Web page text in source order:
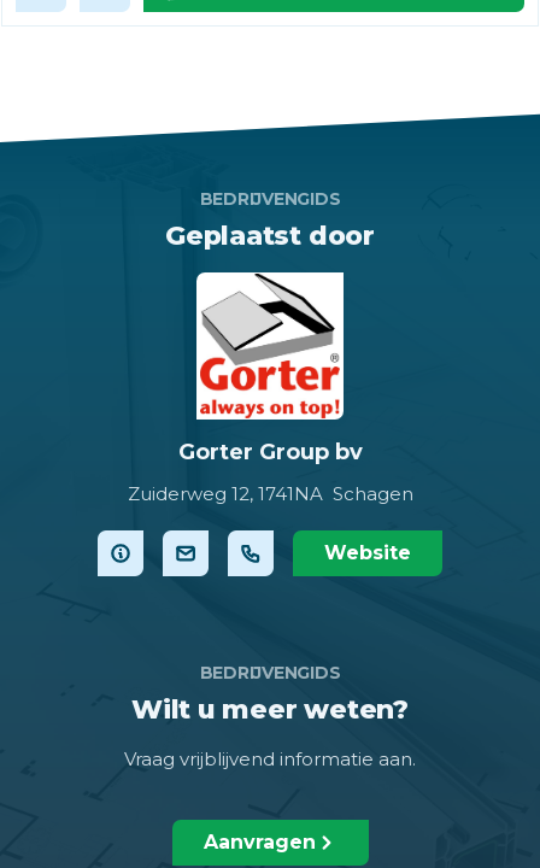
BEDRIJVENGIDS
Geplaatst door
Gorter Group bv
Zuiderweg 12, 1741NA Schagen
Website
BEDRIJVENGIDS
Wilt u meer weten?
Vraag vrijblijvend informatie aan.
Aanvragen